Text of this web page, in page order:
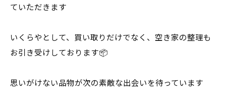
ていただきます
いくらやとして、買い取りだけでなく、空き家の整理も
お引き受けしております📦
思いがけない品物が次の素敵な出会いを待っています